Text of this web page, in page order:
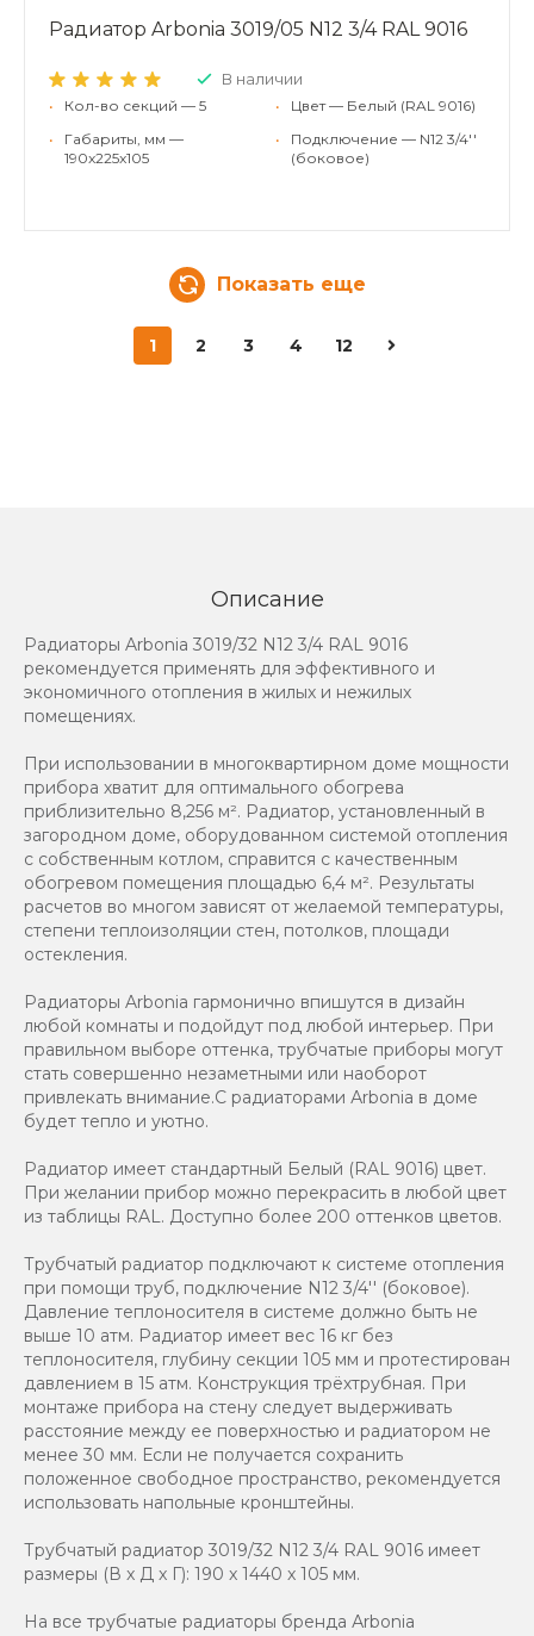
Радиатор Arbonia 3019/05 N12 3/4 RAL 9016
В наличии
•
Кол-во секций — 5
•
Габариты, мм —
190x225x105
•
Цвет — Белый (RAL 9016)
•
Подключение — N12 3/4''
(боковое)
Показать еще
1 2 3 4 12
Описание
Радиаторы Arbonia 3019/32 N12 3/4 RAL 9016
рекомендуется применять для эффективного и
экономичного отопления в жилых и нежилых
помещениях.
При использовании в многоквартирном доме мощности
прибора хватит для оптимального обогрева
приблизительно 8,256 м². Радиатор, установленный в
загородном доме, оборудованном системой отопления
с собственным котлом, справится с качественным
обогревом помещения площадью 6,4 м². Результаты
расчетов во многом зависят от желаемой температуры,
степени теплоизоляции стен, потолков, площади
остекления.
Радиаторы Arbonia гармонично впишутся в дизайн
любой комнаты и подойдут под любой интерьер. При
правильном выборе оттенка, трубчатые приборы могут
стать совершенно незаметными или наоборот
привлекать внимание.С радиаторами Аrbonia в доме
будет тепло и уютно.
Радиатор имеет стандартный Белый (RAL 9016) цвет.
При желании прибор можно перекрасить в любой цвет
из таблицы RAL. Доступно более 200 оттенков цветов.
Трубчатый радиатор подключают к системе отопления
при помощи труб, подключение N12 3/4'' (боковое).
Давление теплоносителя в системе должно быть не
выше 10 атм. Радиатор имеет вес 16 кг без
теплоносителя, глубину секции 105 мм и протестирован
давлением в 15 атм. Конструкция трёхтрубная. При
монтаже прибора на стену следует выдерживать
расстояние между ее поверхностью и радиатором не
менее 30 мм. Если не получается сохранить
положенное свободное пространство, рекомендуется
использовать напольные кронштейны.
Трубчатый радиатор 3019/32 N12 3/4 RAL 9016 имеет
размеры (В x Д x Г): 190 x 1440 x 105 мм.
На все трубчатые радиаторы бренда Аrbonia